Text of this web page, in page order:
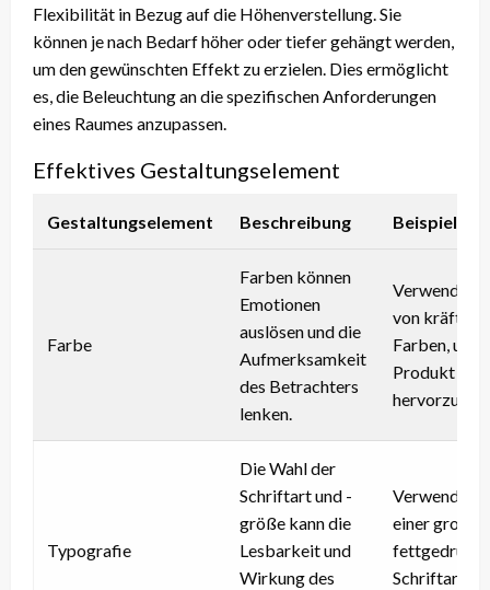
Flexibilität in Bezug auf die Höhenverstellung. Sie
können je nach Bedarf höher oder tiefer gehängt werden,
um den gewünschten Effekt zu erzielen. Dies ermöglicht
es, die Beleuchtung an die spezifischen Anforderungen
eines Raumes anzupassen.
Effektives Gestaltungselement
Gestaltungselement Beschreibung Beispiel
Farbe
Farben können
Emotionen
auslösen und die
Aufmerksamkeit
des Betrachters
lenken.
Verwendung
von
Farben, um
Produkt
Typografie
Die Wahl der
Schriftart und -
größe kann die
Lesbarkeit und
Wirkung des
Verwendung
einer großen,
Schriftart für